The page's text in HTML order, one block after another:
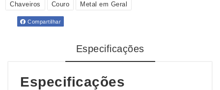
Chaveiros Couro Metal em Geral
Compartilhar
Especificações
Especificações